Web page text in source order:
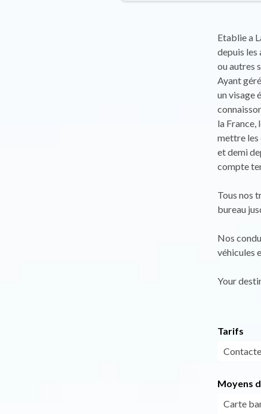
Etablie a
depuis les
ou autres
Ayant
un visage
la France,
mettre les
et demi
compte
Tous nos
bureau
Nos
véhicules
Your
Tarifs
Moyens
Carte